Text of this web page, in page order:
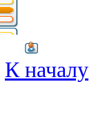
К началу